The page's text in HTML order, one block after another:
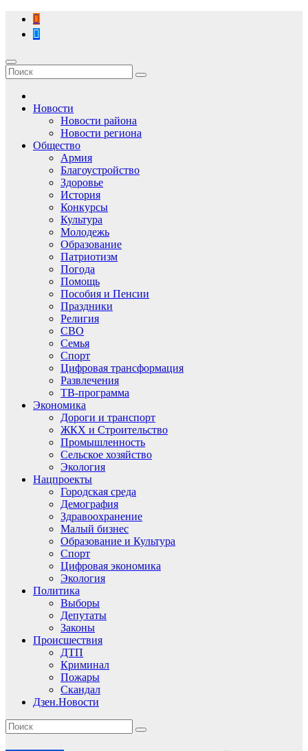
Перейти
содержимому
Новости
Новости района
Новости региона
Общество
Армия
Благоустройство
Здоровье
История
Конкурсы
Культура
Молодежь
Образование
Патриотизм
Погода
Помощь
Пособия и Пенсии
Праздники
Религия
СВО
Семья
Спорт
Цифровая трансформация
Развлечения
ТВ-программа
Экономика
Дороги и транспорт
ЖКХ и Строительство
Промышленность
Сельское хозяйство
Экология
Нацпроекты
Городская среда
Демография
Здравоохранение
Малый бизнес
Образование и Культура
Спорт
Цифровая экономика
Экология
Политика
Выборы
Депутаты
Законы
Происшествия
ДТП
Криминал
Пожары
Скандал
Дзен.Новости